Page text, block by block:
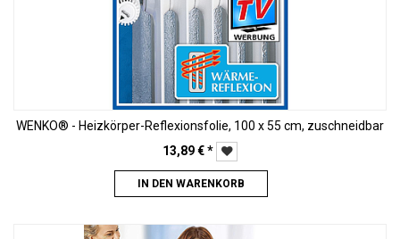
WENKO® - Heizkörper-Reflexionsfolie, 100 x 55 cm, zuschneidbar
13,89€*
IN DEN WARENKORB